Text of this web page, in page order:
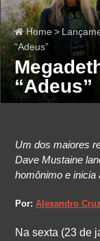
Home >
“Adeus”
“Adeus”
Um dos maiores
Dave Mustaine
homônimo e inicia
Por:Alexandro Cruz
Na sexta (23 de